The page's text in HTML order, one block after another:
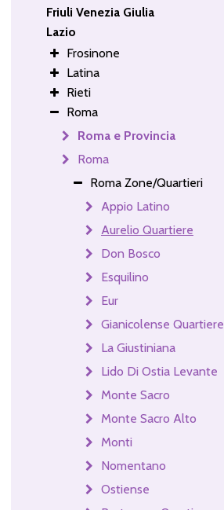
Friuli Venezia Giulia
Lazio
Frosinone
Latina
Rieti
Roma
Roma e Provincia
Roma
Roma Zone/Quartieri
Appio Latino
Aurelio Quartiere
Don Bosco
Esquilino
Eur
Gianicolense Quartiere
La Giustiniana
Lido Di Ostia Levante
Monte Sacro
Monte Sacro Alto
Monti
Nomentano
Ostiense